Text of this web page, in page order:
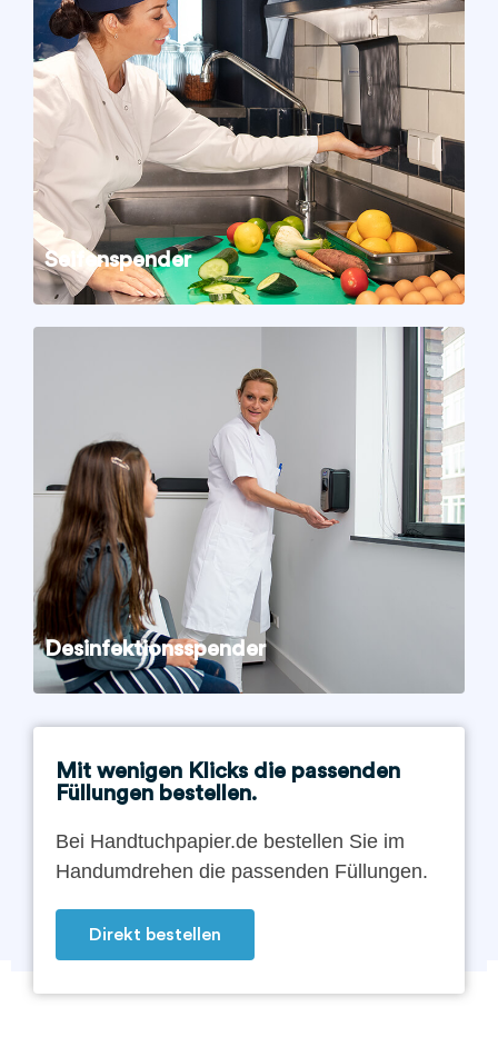
Seifenspender
Desinfektionsspender
Mit wenigen Klicks die passenden
Füllungen bestellen.
Bei Handtuchpapier.de bestellen Sie im
Handumdrehen die passenden Füllungen.
Direkt bestellen